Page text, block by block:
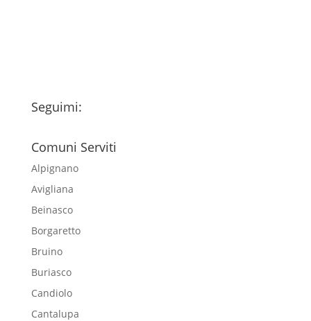
Seguimi:
Comuni Serviti
Alpignano
Avigliana
Beinasco
Borgaretto
Bruino
Buriasco
Candiolo
Cantalupa